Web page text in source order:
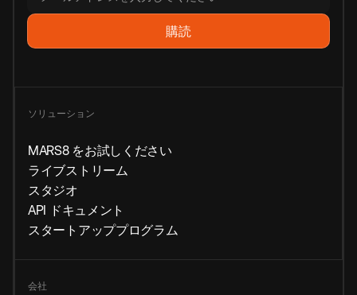
ソリューション
MARS8 をお試しください
ライブストリーム
スタジオ
API ドキュメント
スタートアッププログラム
会社